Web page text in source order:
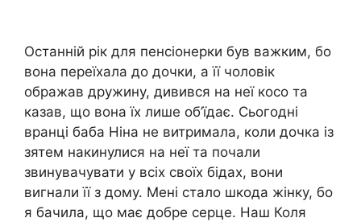
Останній рік для пенсіонерки був важким, бо
вона переїхала до дочки, а її чоловік
ображав дружину, дивився на неї косо та
казав, що вона їх лише об’їдає. Сьогодні
вранці баба Ніна не витримала, коли дочка із
зятем накинулися на неї та почали
звинувачувати у всіх своїх бідах, вони
вигнали її з дому. Мені стало шкода жінку, бо
я бачила, що має добре серце. Наш Коля